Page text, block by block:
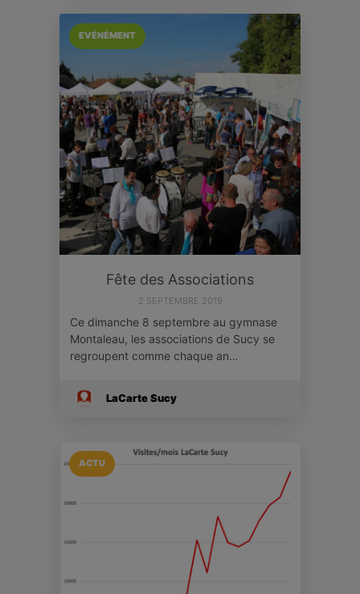
EVÉNÉMENT
Fête des Associations
2 SEPTEMBRE 2019
Ce dimanche 8 septembre au gymnase
Montaleau, les associations de Sucy se
regroupent comme chaque an…
LaCarte Sucy
ACTU